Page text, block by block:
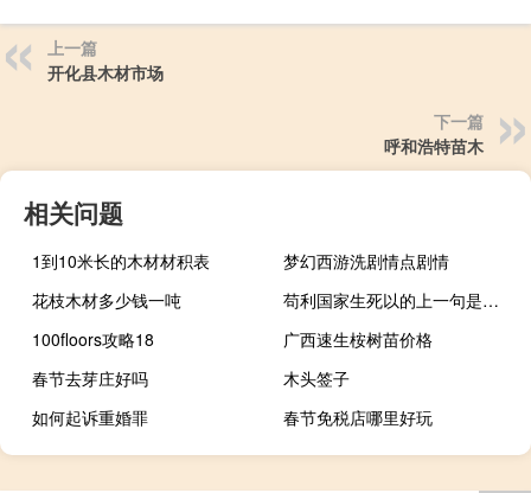
上一篇
开化县木材市场
下一篇
呼和浩特苗木
相关问题
1到10米长的木材材积表
梦幻西游洗剧情点剧情
花枝木材多少钱一吨
苟利国家生死以的上一句是什么
100floors攻略18
广西速生桉树苗价格
春节去芽庄好吗
木头签子
如何起诉重婚罪
春节免税店哪里好玩